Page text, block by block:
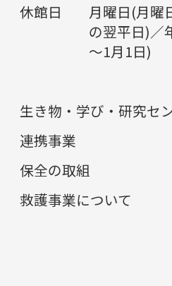
休館日
月曜日(月曜
の翌平日)／
～1月1日)
生き物・学び・研究セ
連携事業
保全の取組
救護事業について